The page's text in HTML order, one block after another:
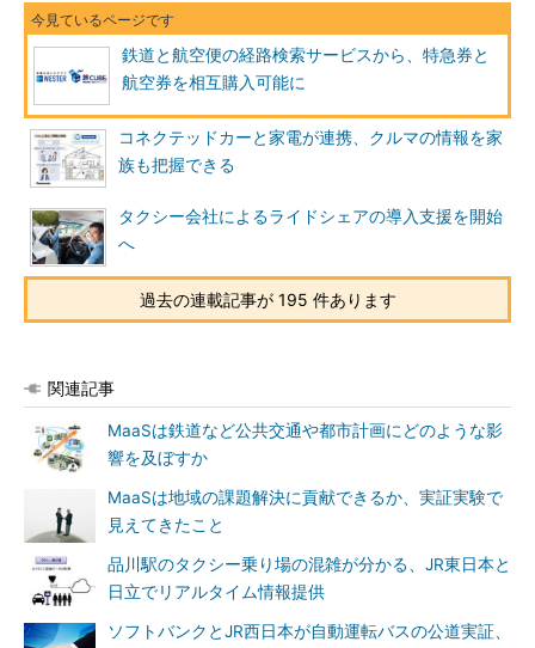
鉄道と航空便の経路検索サービスから、特急券と
航空券を相互購入可能に
コネクテッドカーと家電が連携、クルマの情報を家
族も把握できる
タクシー会社によるライドシェアの導入支援を開始
へ
過去の連載記事が 195 件あります
関連記事
MaaSは鉄道など公共交通や都市計画にどのような影
響を及ぼすか
MaaSは地域の課題解決に貢献できるか、実証実験で
見えてきたこと
品川駅のタクシー乗り場の混雑が分かる、JR東日本と
日立でリアルタイム情報提供
ソフトバンクとJR西日本が自動運転バスの公道実証、